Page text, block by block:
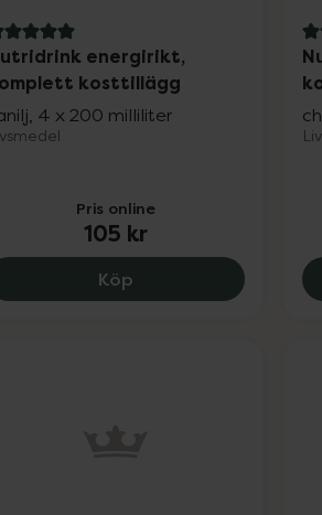
av 5 i omdöme
energirikt,
kosttillägg
4 x 200 milliliter
Pris online
105 kr
Köp Nutridrink